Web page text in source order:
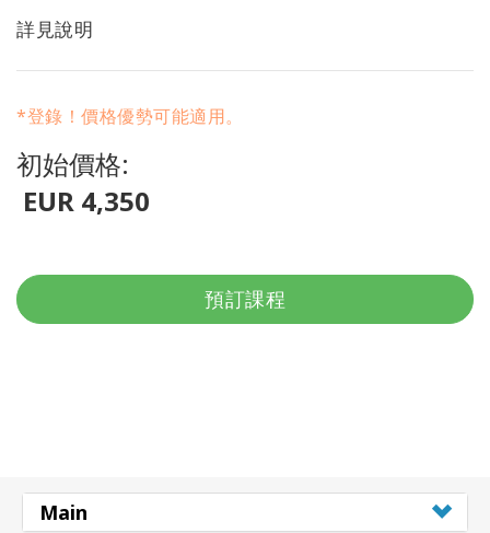
詳見說明
*登錄！價格優勢可能適用。
初始價格:
EUR 4,350
預訂課程
Main